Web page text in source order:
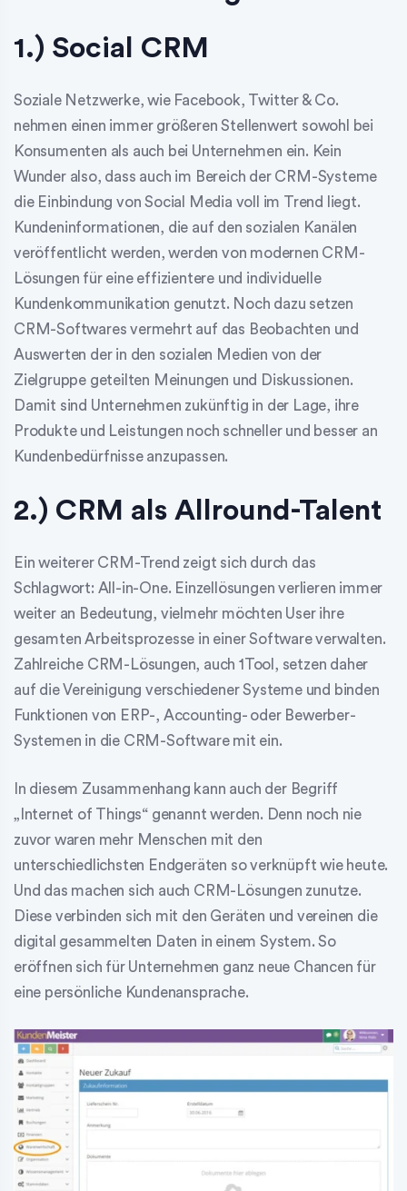
1.) Social CRM
Soziale Netzwerke, wie Facebook, Twitter & Co.
nehmen einen immer größeren Stellenwert sowohl bei
Konsumenten als auch bei Unternehmen ein. Kein
Wunder also, dass auch im Bereich der CRM-Systeme
die Einbindung von Social Media voll im Trend liegt.
Kundeninformationen, die auf den sozialen Kanälen
veröffentlicht werden, werden von modernen CRM-
Lösungen für eine effizientere und individuelle
Kundenkommunikation genutzt. Noch dazu setzen
CRM-Softwares vermehrt auf das Beobachten und
Auswerten der in den sozialen Medien von der
Zielgruppe geteilten Meinungen und Diskussionen.
Damit sind Unternehmen zukünftig in der Lage, ihre
Produkte und Leistungen noch schneller und besser an
Kundenbedürfnisse anzupassen.
2.) CRM als Allround-Talent
Ein weiterer CRM-Trend zeigt sich durch das
Schlagwort: All-in-One. Einzellösungen verlieren immer
weiter an Bedeutung, vielmehr möchten User ihre
gesamten Arbeitsprozesse in einer Software verwalten.
Zahlreiche CRM-Lösungen, auch 1Tool, setzen daher
auf die Vereinigung verschiedener Systeme und binden
Funktionen von ERP-, Accounting- oder Bewerber-
Systemen in die CRM-Software mit ein.
In diesem Zusammenhang kann auch der Begriff
„Internet of Things“ genannt werden. Denn noch nie
zuvor waren mehr Menschen mit den
unterschiedlichsten Endgeräten so verknüpft wie heute.
Und das machen sich auch CRM-Lösungen zunutze.
Diese verbinden sich mit den Geräten und vereinen die
digital gesammelten Daten in einem System. So
eröffnen sich für Unternehmen ganz neue Chancen für
eine persönliche Kundenansprache.